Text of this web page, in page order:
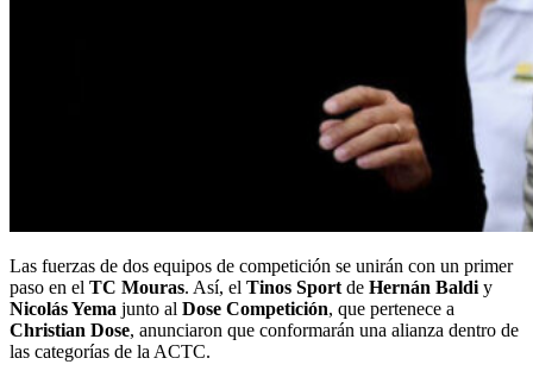
Las fuerzas de dos equipos de competición se unirán con un primer
paso en el TC Mouras. Así, el Tinos Sport de Hernán Baldi y
Nicolás Yema junto al Dose Competición, que pertenece a
Christian Dose, anunciaron que conformarán una alianza dentro de
las categorías de la ACTC.